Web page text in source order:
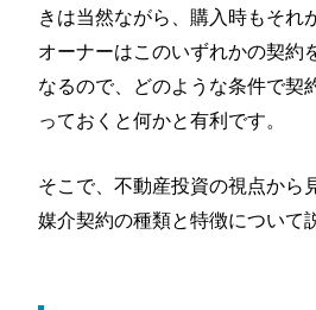
きは当然ながら、購入時もそれ
オーナーはこのいずれかの契約
なるので、どのような条件で契
っておくと何かと有利です。
そこで、不動産投資の視点から
媒介契約の種類と特徴について